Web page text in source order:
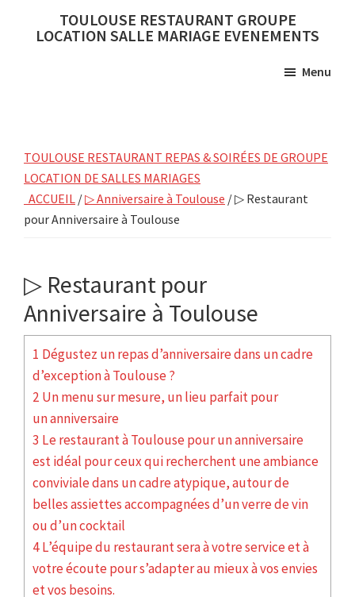
TOULOUSE RESTAURANT GROUPE
LOCATION SALLE MARIAGE EVENEMENTS
Menu
TOULOUSE RESTAURANT REPAS & SOIRÉES DE GROUPE
LOCATION DE SALLES MARIAGES
ACCUEIL /▷ Anniversaire à Toulouse / ▷ Restaurant
pour Anniversaire à Toulouse
▷ Restaurant pour
Anniversaire à Toulouse
1 Dégustez un repas d’anniversaire dans un cadre
d’exception à Toulouse ?
2 Un menu sur mesure, un lieu parfait pour
un anniversaire
3 Le restaurant à Toulouse pour un anniversaire
est idéal pour ceux qui recherchent une ambiance
conviviale dans un cadre atypique, autour de
belles assiettes accompagnées d’un verre de vin
ou d’un cocktail
4 L’équipe du restaurant sera à votre service et à
votre écoute pour s’adapter au mieux à vos envies
et vos besoins.